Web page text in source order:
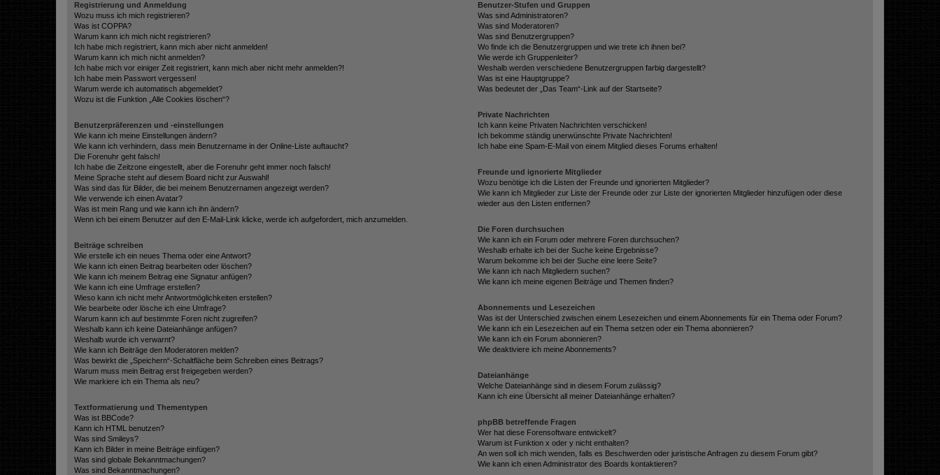
Registrierung und Anmeldung
Wozu muss ich mich registrieren?
Was ist COPPA?
Warum kann ich mich nicht registrieren?
Ich habe mich registriert, kann mich aber nicht anmelden!
Warum kann ich mich nicht anmelden?
Ich habe mich vor einiger Zeit registriert, kann mich aber nicht mehr anmelden?!
Ich habe mein Passwort vergessen!
Warum werde ich automatisch abgemeldet?
Wozu ist die Funktion „Alle Cookies löschen“?
Benutzerpräferenzen und -einstellungen
Wie kann ich meine Einstellungen ändern?
Wie kann ich verhindern, dass mein Benutzername in der Online-Liste auftaucht?
Die Forenuhr geht falsch!
Ich habe die Zeitzone eingestellt, aber die Forenuhr geht immer noch falsch!
Meine Sprache steht auf diesem Board nicht zur Auswahl!
Was sind das für Bilder, die bei meinem Benutzernamen angezeigt werden?
Wie verwende ich einen Avatar?
Was ist mein Rang und wie kann ich ihn ändern?
Wenn ich bei einem Benutzer auf den E-Mail-Link klicke, werde ich aufgefordert, mich anzumelden.
Beiträge schreiben
Wie erstelle ich ein neues Thema oder eine Antwort?
Wie kann ich einen Beitrag bearbeiten oder löschen?
Wie kann ich meinem Beitrag eine Signatur anfügen?
Wie kann ich eine Umfrage erstellen?
Wieso kann ich nicht mehr Antwortmöglichkeiten erstellen?
Wie bearbeite oder lösche ich eine Umfrage?
Warum kann ich auf bestimmte Foren nicht zugreifen?
Weshalb kann ich keine Dateianhänge anfügen?
Weshalb wurde ich verwarnt?
Wie kann ich Beiträge den Moderatoren melden?
Was bewirkt die „Speichern“-Schaltfläche beim Schreiben eines Beitrags?
Warum muss mein Beitrag erst freigegeben werden?
Wie markiere ich ein Thema als neu?
Textformatierung und Thementypen
Was ist BBCode?
Kann ich HTML benutzen?
Was sind Smileys?
Kann ich Bilder in meine Beiträge einfügen?
Was sind globale Bekanntmachungen?
Was sind Bekanntmachungen?
Benutzer-Stufen und Gruppen
Was sind Administratoren?
Was sind Moderatoren?
Was sind Benutzergruppen?
Wo finde ich die Benutzergruppen und wie trete ich ihnen bei?
Wie werde ich Gruppenleiter?
Weshalb werden verschiedene Benutzergruppen farbig dargestellt?
Was ist eine Hauptgruppe?
Was bedeutet der „Das Team“-Link auf der Startseite?
Private Nachrichten
Ich kann keine Privaten Nachrichten verschicken!
Ich bekomme ständig unerwünschte Private Nachrichten!
Ich habe eine Spam-E-Mail von einem Mitglied dieses Forums erhalten!
Freunde und ignorierte Mitglieder
Wozu benötige ich die Listen der Freunde und ignorierten Mitglieder?
Wie kann ich Mitglieder zur Liste der Freunde oder zur Liste der ignorierten Mitglieder hinzufügen oder diese
wieder aus den Listen entfernen?
Die Foren durchsuchen
Wie kann ich ein Forum oder mehrere Foren durchsuchen?
Weshalb erhalte ich bei der Suche keine Ergebnisse?
Warum bekomme ich bei der Suche eine leere Seite?
Wie kann ich nach Mitgliedern suchen?
Wie kann ich meine eigenen Beiträge und Themen finden?
Abonnements und Lesezeichen
Was ist der Unterschied zwischen einem Lesezeichen und einem Abonnements für ein Thema oder Forum?
Wie kann ich ein Lesezeichen auf ein Thema setzen oder ein Thema abonnieren?
Wie kann ich ein Forum abonnieren?
Wie deaktiviere ich meine Abonnements?
Dateianhänge
Welche Dateianhänge sind in diesem Forum zulässig?
Kann ich eine Übersicht all meiner Dateianhänge erhalten?
phpBB betreffende Fragen
Wer hat diese Forensoftware entwickelt?
Warum ist Funktion x oder y nicht enthalten?
An wen soll ich mich wenden, falls es Beschwerden oder juristische Anfragen zu diesem Forum gibt?
Wie kann ich einen Administrator des Boards kontaktieren?